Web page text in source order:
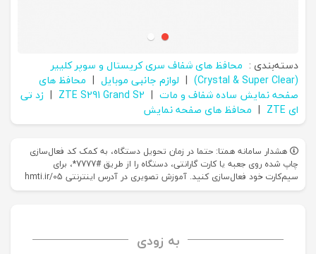
دسته‌بندی : محافظ های شفاف سری کریستال و سوپر کلییر
(Crystal & Super Clear)
| لوازم جانبی موبایل | محافظ های
صفحه نمایش ساده شفاف و مات |
ZTE S291 Grand S2
| زد تی
ای ZTE
| محافظ های صفحه نمایش
هشدار سامانه همتا: حتما در زمان تحویل دستگاه، به کمک کد فعال‌سازی
چاپ شده روی جعبه یا کارت گارانتی، دستگاه را از طریق #7777*، برای
سیم‌کارت خود فعال‌سازی کنید. آموزش تصویری در آدرس اینترنتی hmti.ir/05
به زودی